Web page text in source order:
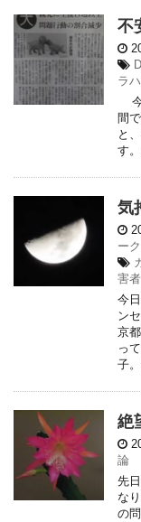
不
ラ
今
間
と
す
気
ーク
害者
今
ン
京
っ
子
絶
論
先
な
の